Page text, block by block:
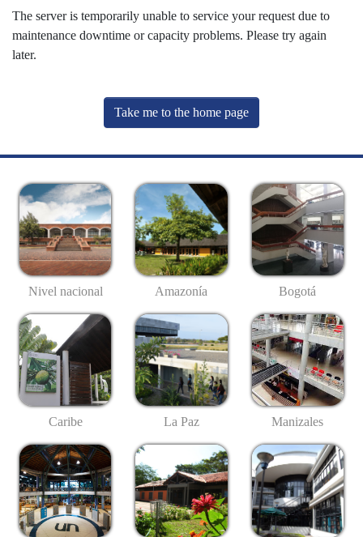
The server is temporarily unable to service your request due to
maintenance downtime or capacity problems. Please try again
later.
Take me to the home page
Nivel nacional Amazonía Bogotá
Caribe La Paz Manizales